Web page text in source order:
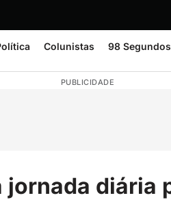
Colunistas 98 Segundos
PUBLICIDADE
jornada diária